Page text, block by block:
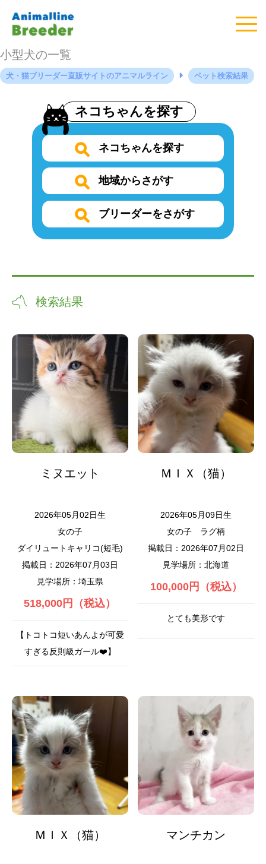
小型犬の一覧
犬・猫ブリーダー直販サイトのアニマルライン ペット検索結果
ネコちゃんを探す
ネコちゃんを探す
地域からさがす
ブリーダーをさがす
検索結果
ミヌエット
2026年05月02日生
女の子
ダイリュートキャリコ(短毛)
掲載日：2026年07月03日
見学場所：埼玉県
518,000円（税込）
【トコトコ短いあんよが可愛
すぎる反則級ガール❤️】
ＭＩＸ（猫）
2026年05月09日生
女の子
ラグ柄
掲載日：2026年07月02日
見学場所：北海道
100,000円（税込）
とても美形です
ＭＩＸ（猫） マンチカン